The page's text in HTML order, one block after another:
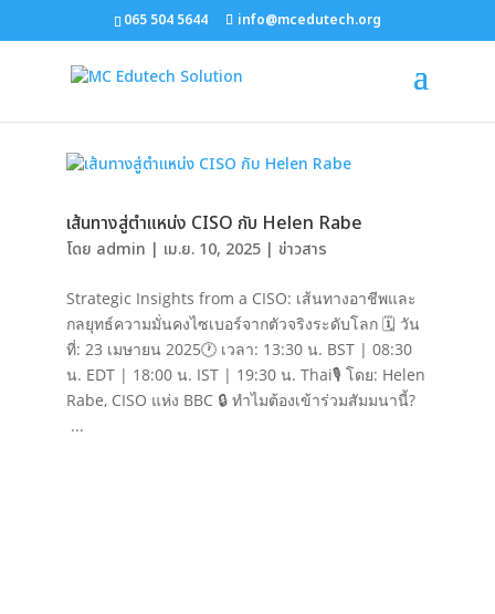
065 504 5644 info@mcedutech.org
เส้นทางสู่ตำแหน่ง CISO กับ Helen Rabe
โดย admin | เม.ย. 10, 2025| ข่าวสาร
Strategic Insights from a CISO: เส้นทางอาชีพและ
กลยุทธ์ความมั่นคงไซเบอร์จากตัวจริงระดับโลก 🗓 วัน
ที่: 23 เมษายน 2025🕐 เวลา: 13:30 น. BST | 08:30
น. EDT | 18:00 น. IST | 19:30 น. Thai🎙 โดย: Helen
Rabe, CISO แห่ง BBC 🔒 ทำไมต้องเข้าร่วมสัมมนานี้?
...